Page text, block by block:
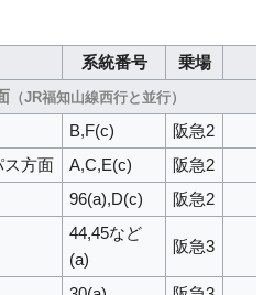
系統番号 乗場
（JR福知山線西行と並行）
B,F(c)
阪急2
ス方面
A,C,E(c)
阪急2
96(a),D(c) 阪急2
44,45など
(a)
阪急3